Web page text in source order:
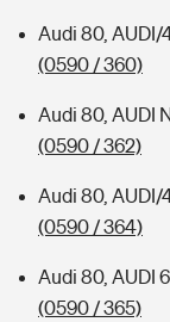
Audi 80, AUDI/
(0590 / 360)
Audi 80, AUDI
(0590 / 362)
Audi 80, AUDI/
(0590 / 364)
Audi 80, AUDI
(0590 / 365)